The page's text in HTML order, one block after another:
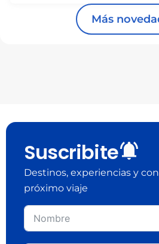
Más
Suscribite
Destinos, experiencias y
próximo viaje